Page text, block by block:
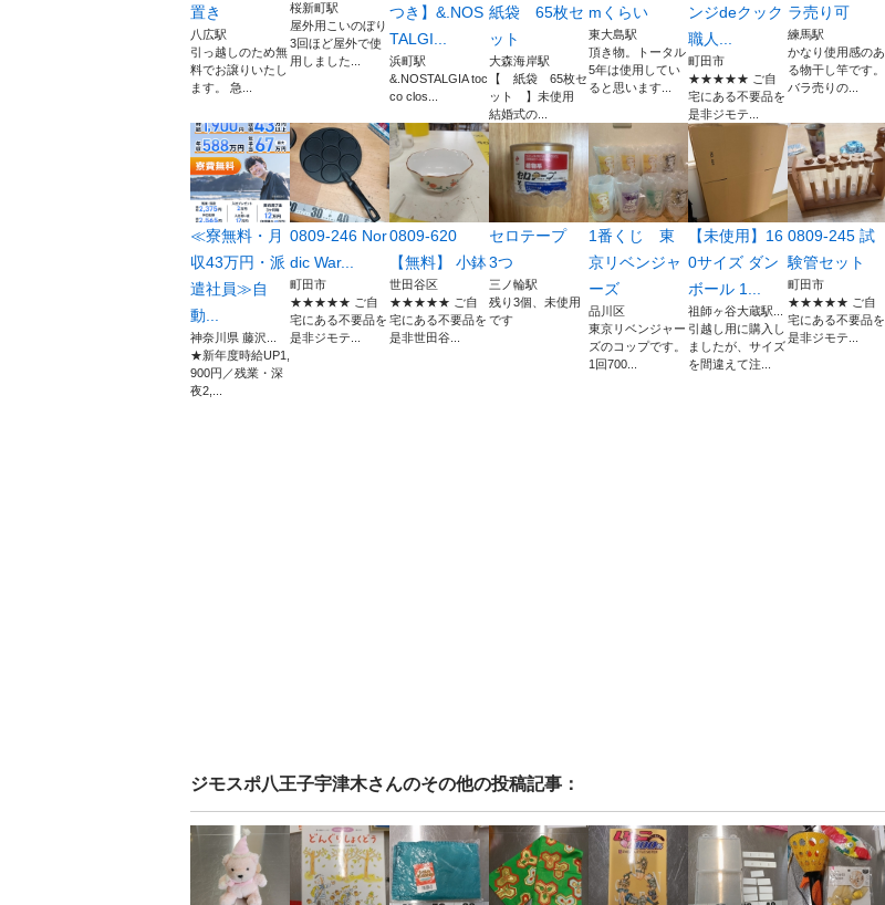
置き
八広駅
引っ越しのため無
料でお譲りいたし
ます。 急...
桜新町駅
屋外用こいのぼり
3回ほど屋外で使
用しました...
つき】&.NOS
TALGI...
浜町駅
&.NOSTALGIA toc
co clos...
紙袋 65枚セ
ット
大森海岸駅
【 紙袋 65枚セ
ット 】未使用
結婚式の...
mくらい
東大島駅
頂き物。トータル
5年は使用してい
ると思います...
ンジdeクック
職人...
町田市
★★★★★ ご自
宅にある不要品を
是非ジモテ...
ラ売り可
練馬駅
かなり使用感のあ
る物干し竿です。
バラ売りの...
≪寮無料・月
収43万円・派
遣社員≫自
動...
神奈川県 藤沢...
★新年度時給UP1,
900円／残業・深
夜2,...
0809-246 Nor
dic War...
町田市
★★★★★ ご自
宅にある不要品を
是非ジモテ...
0809-620
【無料】 小鉢
世田谷区
★★★★★ ご自
宅にある不要品を
是非世田谷...
セロテープ
3つ
三ノ輪駅
残り3個、未使用
です
1番くじ 東
京リベンジャ
ーズ
品川区
東京リベンジャー
ズのコップです。
1回700...
【未使用】16
0サイズ ダン
ボール 1...
祖師ヶ谷大蔵駅...
引越し用に購入し
ましたが、サイズ
を間違えて注...
0809-245 試
験管セット
町田市
★★★★★ ご自
宅にある不要品を
是非ジモテ...
ジモスポ八王子宇津木さんのその他の投稿記事：